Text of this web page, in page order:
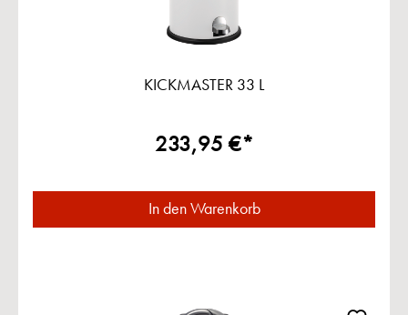
KICKMASTER 33 L
233,95 €*
In den Warenkorb